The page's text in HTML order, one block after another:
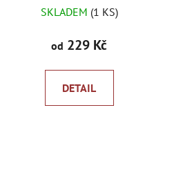
hodnocení
produktu
5,0
z
SKLADEM (1 KS)
od 229 Kč
DETAIL